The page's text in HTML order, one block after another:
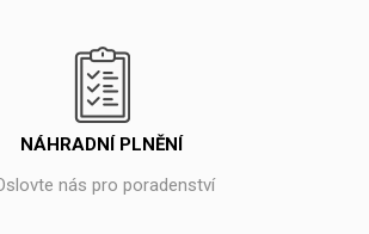
NÁHRADNÍ PLNĚNÍ
nás pro poradenství